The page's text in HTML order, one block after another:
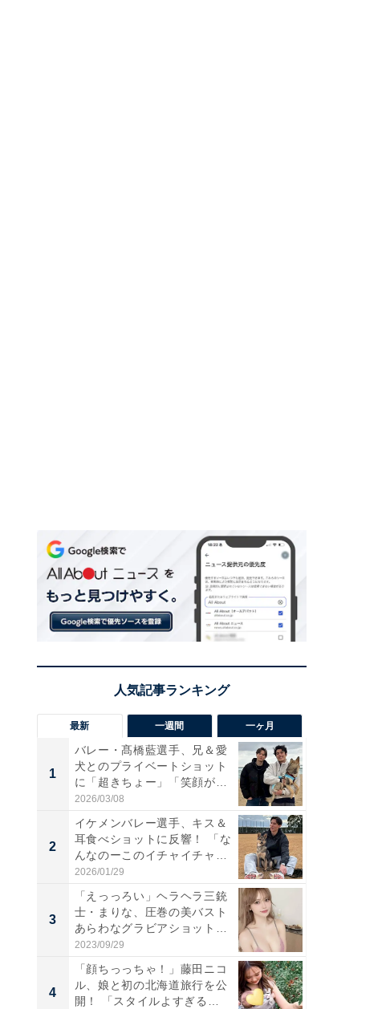
最新 一週間 一ヶ月
1
バレー・髙橋藍選手、兄＆愛
犬とのプライベートショット
に「超きちょー」「笑顔が見
れ...
2026/03/08
2
イケメンバレー選手、キス＆
耳食べショットに反響！ 「な
んなのーこのイチャイチャ
感...
2026/01/29
3
「えっっろい」ヘラヘラ三銃
士・まりな、圧巻の美バスト
あらわなグラビアショット公
開...
2023/09/29
4
「顔ちっっちゃ！」藤田ニコ
ル、娘と初の北海道旅行を公
開！ 「スタイルよすぎる